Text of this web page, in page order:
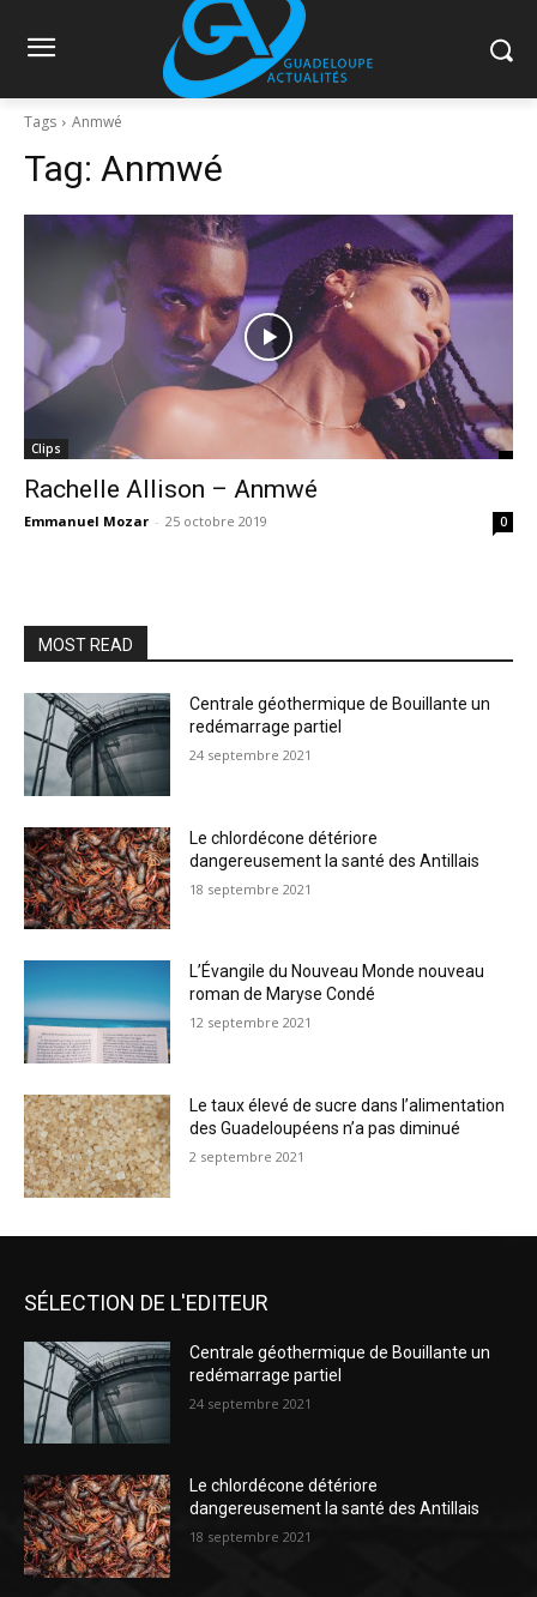
Tags Anmwé
Tag: Anmwé
Clips
Rachelle Allison – Anmwé
Emmanuel Mozar - 25 octobre 2019 0
MOST READ
Centrale géothermique de Bouillante un
redémarrage partiel
24 septembre 2021
Le chlordécone détériore
dangereusement la santé des Antillais
18 septembre 2021
L’Évangile du Nouveau Monde nouveau
roman de Maryse Condé
12 septembre 2021
Le taux élevé de sucre dans l’alimentation
des Guadeloupéens n’a pas diminué
2 septembre 2021
SÉLECTION DE L'EDITEUR
Centrale géothermique de Bouillante un
redémarrage partiel
24 septembre 2021
Le chlordécone détériore
dangereusement la santé des Antillais
18 septembre 2021